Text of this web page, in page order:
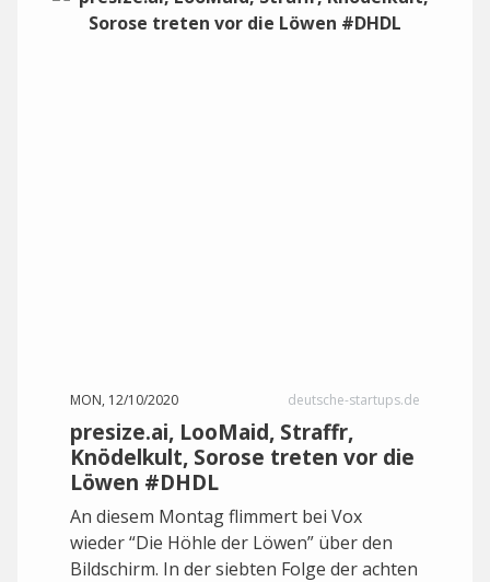
MON, 12/10/2020 deutsche-startups.de
presize.ai, LooMaid, Straffr,
Knödelkult, Sorose treten vor die
Löwen #DHDL
An diesem Montag flimmert bei Vox
wieder “Die Höhle der Löwen” über den
Bildschirm. In der siebten Folge der achten